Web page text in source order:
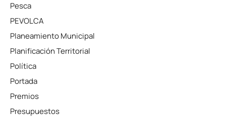
Pesca
PEVOLCA
Planeamiento Municipal
Planificación Territorial
Política
Portada
Premios
Presupuestos